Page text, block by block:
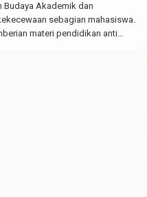
Budaya Akademik dan
sebagian mahasiswa.
materi pendidikan anti